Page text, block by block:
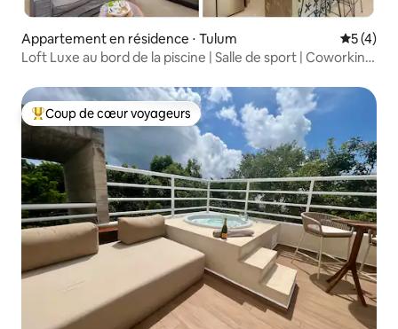
Appartement en résidence ⋅ Tulum
5 (4)
Loft Luxe au bord de la piscine | Salle de sport | Coworking
Coups de cœur voyageurs les plus appréciés
Coup de cœur voyageurs